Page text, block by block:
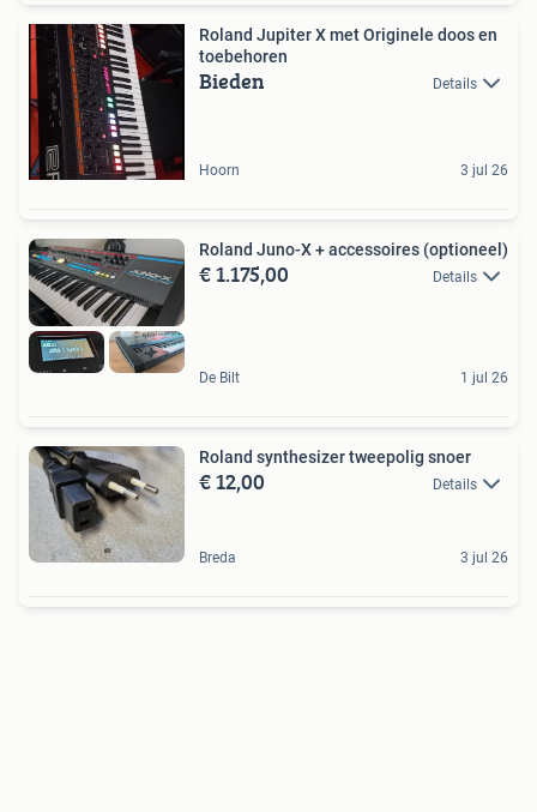
Roland Jupiter X met Originele doos en
toebehoren
Bieden Details
Hoorn 3 jul 26
Roland Juno-X + accessoires (optioneel)
€ 1.175,00 Details
De Bilt 1 jul 26
Roland synthesizer tweepolig snoer
€ 12,00 Details
Breda 3 jul 26